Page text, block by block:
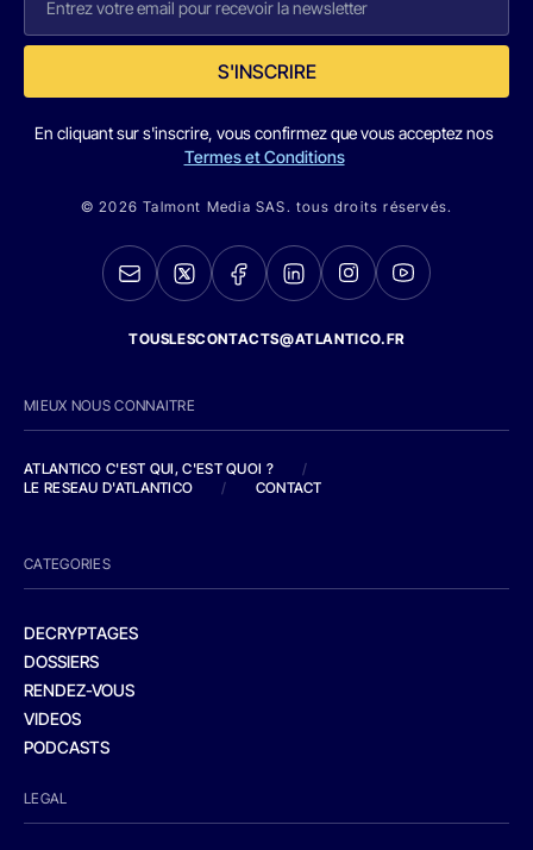
S'INSCRIRE
En cliquant sur s'inscrire, vous confirmez que vous acceptez nos
Termes et Conditions
© 2026 Talmont Media SAS. tous droits réservés.
TOUSLESCONTACTS@ATLANTICO.FR
MIEUX NOUS CONNAITRE
ATLANTICO C'EST QUI, C'EST QUOI ?
/
LE RESEAU D'ATLANTICO
/ CONTACT
CATEGORIES
DECRYPTAGES
DOSSIERS
RENDEZ-VOUS
VIDEOS
PODCASTS
LEGAL